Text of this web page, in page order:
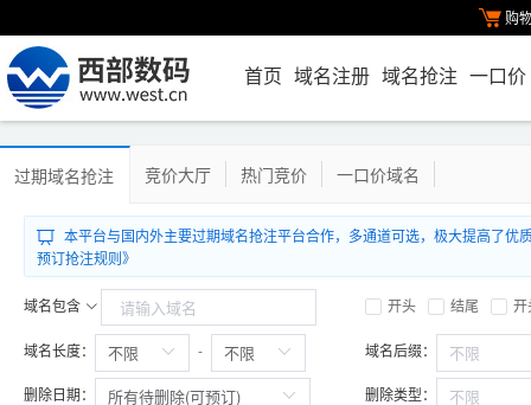
购
首页 域名注册 域名抢注 一口价
过期域名抢注 竞价大厅 热门竞价 一口价域名
本平台与国内外主要过期域名抢注平台合作，多通道可选，极大提高了
预订抢注规则》
域名包含 开头 结尾 开
域名长度： - 域名后缀：
删除日期： 删除类型：